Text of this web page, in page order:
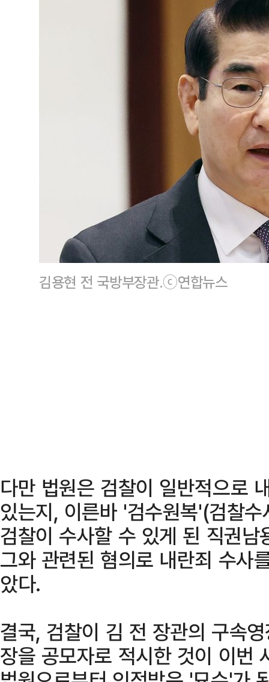
김용현 전 국방부장관.ⓒ연합뉴스
다만 법원은 검찰이 일반적으로
있는지, 이른바 '검수원복'(검찰
검찰이 수사할 수 있게 된 직권
그와 관련된 혐의로 내란죄 수사
았다.
결국, 검찰이 김 전 장관의 구속
장을 공모자로 적시한 것이 이번